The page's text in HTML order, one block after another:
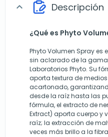
expand_more Descripción
¿Qué es Phyto
Phyto Volumen Spray
sin aclarado de la gama
Laboratorios Phyto. Su
aporta textura de
acartonado,
desde la raíz hasta las
fórmula, el extracto de
Extract) aporta cuerpo y
raíz; la extracción de
veces más brillo a la